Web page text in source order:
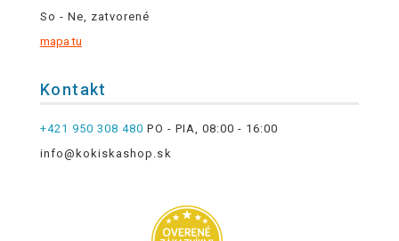
So - Ne, zatvorené
mapa tu
Kontakt
+421 950 308 480 PO - PIA, 08:00 - 16:00
info@kokiskashop.sk